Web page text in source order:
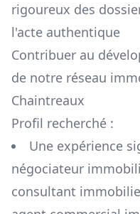
rigoureux des
l'acte authentique
Contribuer au
de notre réseau
Chaintreaux
Profil recherché :
Une expérience
négociateur
consultant